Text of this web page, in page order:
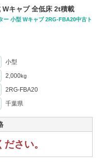
Wキャブ 全低床 2t積載
ー 小型 Wキャブ 2RG-FBA20中古ト
小型
2,000kg
2RG-FBA20
千葉県
さい。